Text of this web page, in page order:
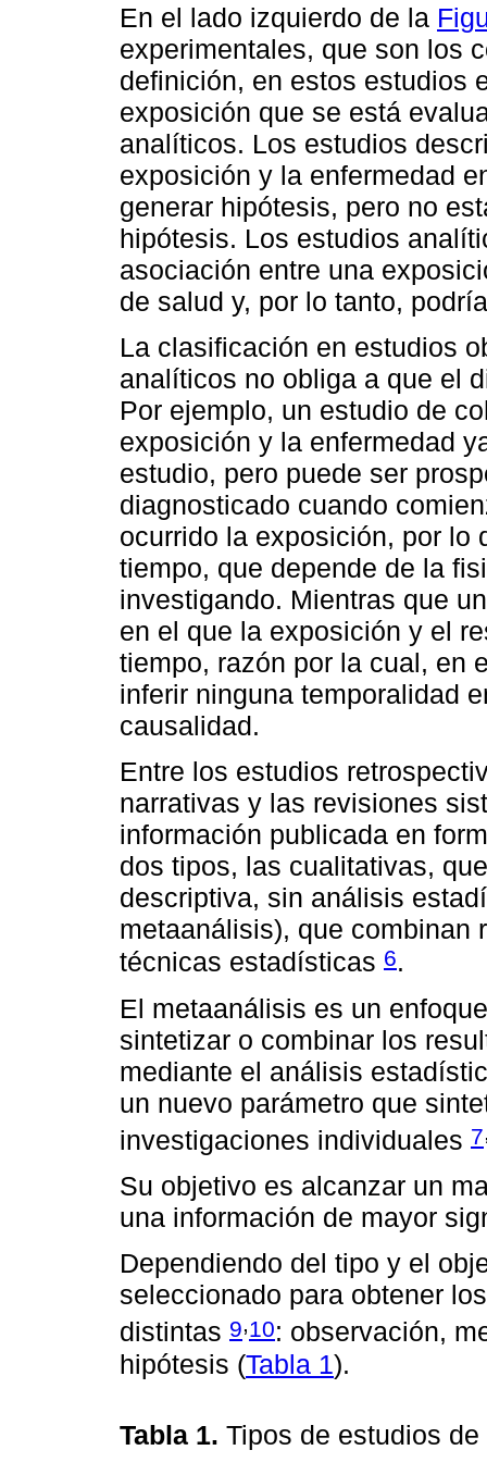
En el lado izquierdo de la
experimentales, que son los
definición, en estos estudios
exposición que se está
analíticos. Los estudios
exposición y la enfermedad
generar hipótesis, pero no
hipótesis. Los estudios
asociación entre una
de salud y, por lo tanto,
La clasificación en estudios
analíticos no obliga a que el
Por ejemplo, un estudio de
exposición y la enfermedad
estudio, pero puede ser
diagnosticado cuando
ocurrido la exposición, por lo
tiempo, que depende de la
investigando. Mientras que
en el que la exposición y el
tiempo, razón por la cual, en
inferir ninguna temporalidad
causalidad.
Entre los estudios
narrativas y las revisiones
información publicada en
dos tipos, las cualitativas,
descriptiva, sin análisis
metaanálisis), que combinan
técnicas estadísticas 6.
El metaanálisis es un
sintetizar o combinar los
mediante el análisis
un nuevo parámetro que
investigaciones individuales 7
Su objetivo es alcanzar un
una información de mayor
Dependiendo del tipo y el
seleccionado para obtener
distintas 9,10: observación,
hipótesis (Tabla 1).
Tabla 1. Tipos de estudios